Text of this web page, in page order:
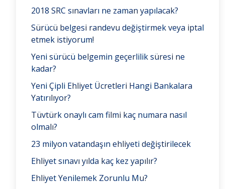
2018 SRC sınavları ne zaman yapılacak?
Sürücü belgesi randevu değiştirmek veya iptal
etmek istiyorum!
Yeni sürücü belgemin geçerlilik süresi ne
kadar?
Yeni Çipli Ehliyet Ücretleri Hangi Bankalara
Yatırılıyor?
Tüvtürk onaylı cam filmi kaç numara nasıl
olmalı?
23 milyon vatandaşın ehliyeti değiştirilecek
Ehliyet sınavı yılda kaç kez yapılır?
Ehliyet Yenilemek Zorunlu Mu?